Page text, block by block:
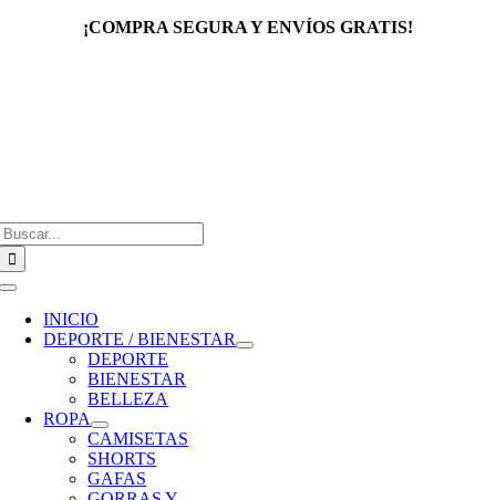
¡COMPRA SEGURA Y ENVÍOS GRATIS!
Toggle
Navigation
INICIO
DEPORTE / BIENESTAR
DEPORTE
BIENESTAR
BELLEZA
ROPA
CAMISETAS
SHORTS
GAFAS